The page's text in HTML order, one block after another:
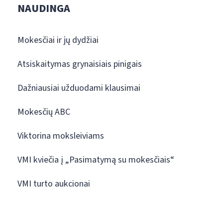
NAUDINGA
Mokesčiai ir jų dydžiai
Atsiskaitymas grynaisiais pinigais
Dažniausiai užduodami klausimai
Mokesčių ABC
Viktorina moksleiviams
VMI kviečia į „Pasimatymą su mokesčiais“
VMI turto aukcionai